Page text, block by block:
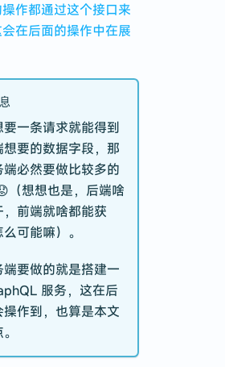
作都通过这个接口来
在后面的操作中在展
要一条请求就能得到
想要的数据字段，那
端必然要做比较多的
（想想也是，后端啥
，前端就啥都能获
可能嘛）。
端要做的就是搭建一
服务，这在后
操作到，也算是本文